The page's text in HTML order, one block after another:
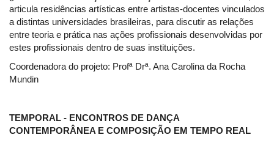
articula residências artísticas entre artistas-docentes vinculados
a distintas universidades brasileiras, para discutir as relações
entre teoria e prática nas ações profissionais desenvolvidas por
estes profissionais dentro de suas instituições.
Coordenadora do projeto: Profª Drª. Ana Carolina da Rocha
Mundin
TEMPORAL - ENCONTROS DE DANÇA
CONTEMPORÂNEA E COMPOSIÇÃO EM TEMPO REAL